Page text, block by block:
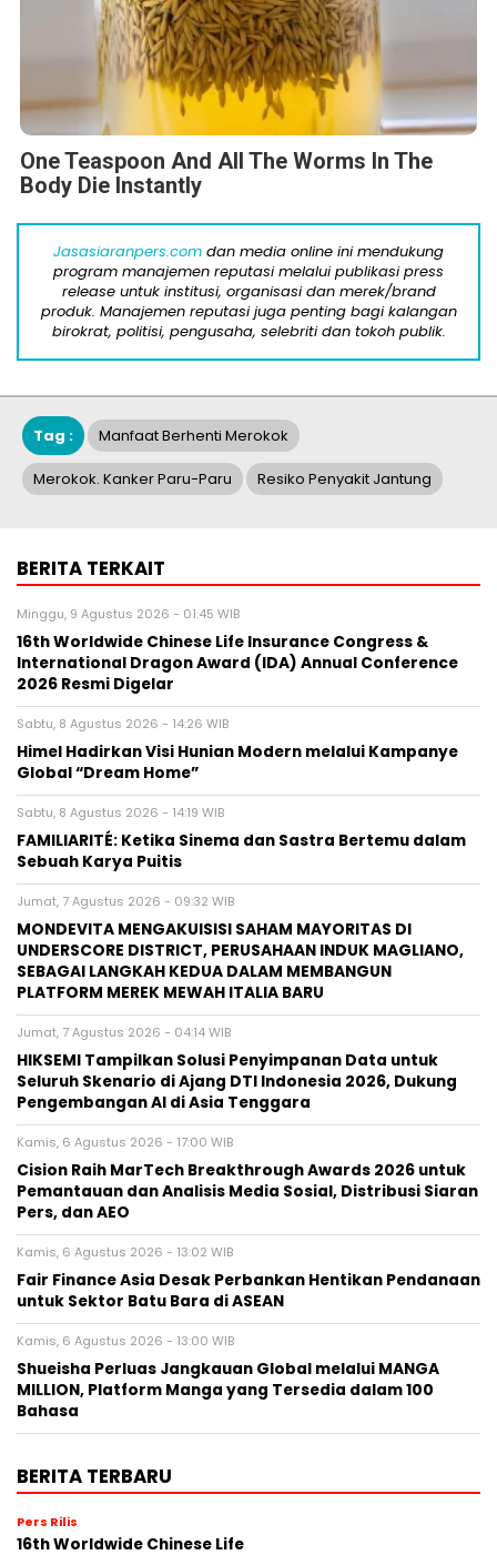
One Teaspoon And All The Worms In The
Body Die Instantly
Jasasiaranpers.com dan media online ini mendukung
program manajemen reputasi melalui publikasi press
release untuk institusi, organisasi dan merek/brand
produk. Manajemen reputasi juga penting bagi kalangan
birokrat, politisi, pengusaha, selebriti dan tokoh publik.
Tag : Manfaat Berhenti Merokok
Merokok. Kanker Paru-Paru Resiko Penyakit Jantung
BERITA TERKAIT
Minggu, 9 Agustus 2026 - 01:45 WIB
16th Worldwide Chinese Life Insurance Congress &
International Dragon Award (IDA) Annual Conference
2026 Resmi Digelar
Sabtu, 8 Agustus 2026 - 14:26 WIB
Himel Hadirkan Visi Hunian Modern melalui Kampanye
Global “Dream Home”
Sabtu, 8 Agustus 2026 - 14:19 WIB
FAMILIARITÉ: Ketika Sinema dan Sastra Bertemu dalam
Sebuah Karya Puitis
Jumat, 7 Agustus 2026 - 09:32 WIB
MONDEVITA MENGAKUISISI SAHAM MAYORITAS DI
UNDERSCORE DISTRICT, PERUSAHAAN INDUK MAGLIANO,
SEBAGAI LANGKAH KEDUA DALAM MEMBANGUN
PLATFORM MEREK MEWAH ITALIA BARU
Jumat, 7 Agustus 2026 - 04:14 WIB
HIKSEMI Tampilkan Solusi Penyimpanan Data untuk
Seluruh Skenario di Ajang DTI Indonesia 2026, Dukung
Pengembangan AI di Asia Tenggara
Kamis, 6 Agustus 2026 - 17:00 WIB
Cision Raih MarTech Breakthrough Awards 2026 untuk
Pemantauan dan Analisis Media Sosial, Distribusi Siaran
Pers, dan AEO
Kamis, 6 Agustus 2026 - 13:02 WIB
Fair Finance Asia Desak Perbankan Hentikan Pendanaan
untuk Sektor Batu Bara di ASEAN
Kamis, 6 Agustus 2026 - 13:00 WIB
Shueisha Perluas Jangkauan Global melalui MANGA
MILLION, Platform Manga yang Tersedia dalam 100
Bahasa
BERITA TERBARU
Pers Rilis
16th Worldwide Chinese Life